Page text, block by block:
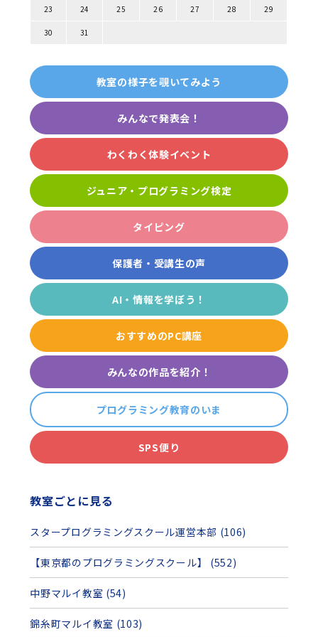
23 24 25 26 27 28 29
30 31
教室の様子を覗いてみよう
みんなで発表会！
わくわく体験イベント
ジュニア・プログラミング検定
タイピング
保護者・受講生の声
AI・情報を学ぼう！
おすすめのPC講座
みんなの作品を紹介！
プログラミング教育のいま
SPS便り
教室ごとに見る
スタープログラミングスクール運営本部 (106)
【東京都のプログラミングスクール】 (552)
中野マルイ教室 (54)
錦糸町マルイ教室 (103)